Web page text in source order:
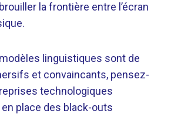
la frontière entre l’écran
linguistiques sont de
et convaincants, pensez-
technologiques
place des black-outs